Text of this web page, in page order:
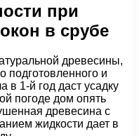
при
в срубе
древесины,
подготовленного и
в 1-й год даст усадку
погоде дом опять
древесина с
жидкости дает в